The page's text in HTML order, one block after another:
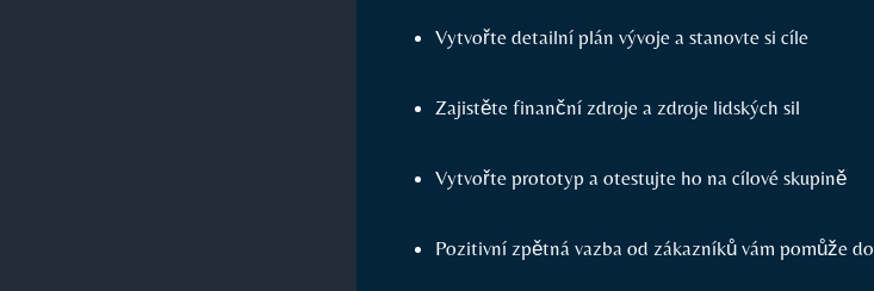
Vytvořte detailní plán vývoje a stanovte si cíle
Zajistěte finanční zdroje a zdroje lidských sil
Vytvořte prototyp a otestujte ho na cílové skupině
Pozitivní zpětná vazba od zákazníků vám pomůže